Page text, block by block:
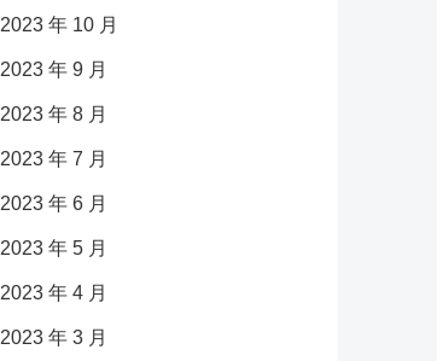
2023 年 10 月
2023 年 9 月
2023 年 8 月
2023 年 7 月
2023 年 6 月
2023 年 5 月
2023 年 4 月
2023 年 3 月